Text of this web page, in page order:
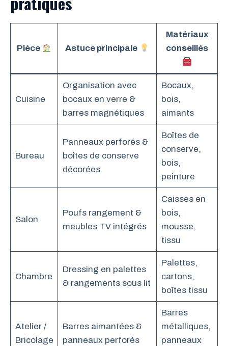
Pièce Astuce principale
Matériaux
conseillés
Cuisine
Organisation avec
bocaux en verre &
barres magnétiques
Bocaux,
bois,
aimants
Bureau
Panneaux perforés &
boîtes de conserve
décorées
Boîtes de
conserve,
bois,
peinture
Salon
Poufs rangement &
meubles TV intégrés
Caisses en
bois,
mousse,
tissu
Chambre
Dressing en palettes
& rangements sous lit
Palettes,
cartons,
boîtes tissu
Atelier /
Bricolage
Barres aimantées &
panneaux perforés
Barres
métalliques,
panneaux